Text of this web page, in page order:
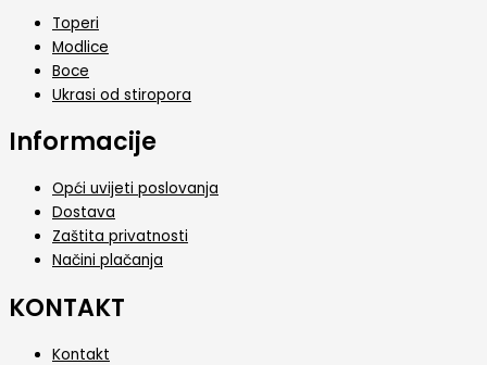
Toperi
Modlice
Boce
Ukrasi od stiropora
Informacije
Opći uvijeti poslovanja
Dostava
Zaštita privatnosti
Načini plačanja
KONTAKT
Kontakt